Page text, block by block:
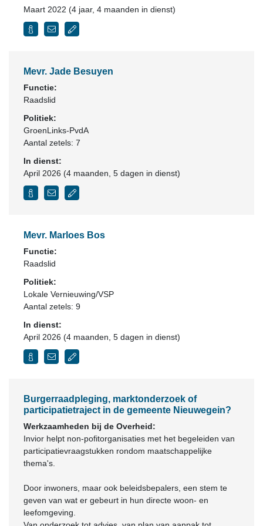
Maart 2022 (4 jaar, 4 maanden in dienst)
Mevr. Jade Besuyen
Functie:
Raadslid
Politiek:
GroenLinks-PvdA
Aantal zetels: 7
In dienst:
April 2026 (4 maanden, 5 dagen in dienst)
Mevr. Marloes Bos
Functie:
Raadslid
Politiek:
Lokale Vernieuwing/VSP
Aantal zetels: 9
In dienst:
April 2026 (4 maanden, 5 dagen in dienst)
Burgerraadpleging, marktonderzoek of
participatietraject in de gemeente Nieuwegein?
Werkzaamheden bij de Overheid:
Invior helpt non-pofitorganisaties met het begeleiden van
participatievraagstukken rondom maatschappelijke
thema's.
Door inwoners, maar ook beleidsbepalers, een stem te
geven van wat er gebeurt in hun directe woon- en
leefomgeving.